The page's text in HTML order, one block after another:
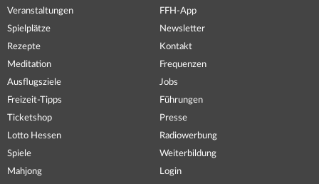
Veranstaltungen
Spielplätze
Rezepte
Meditation
Ausflugsziele
Freizeit-Tipps
Ticketshop
Lotto Hessen
Spiele
Mahjong
FFH-App
Newsletter
Kontakt
Frequenzen
Jobs
Führungen
Presse
Radiowerbung
Weiterbildung
Login